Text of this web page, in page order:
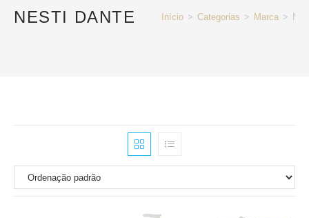
NESTI DANTE Início > Categorias > Marca >